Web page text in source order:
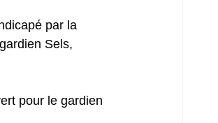
par la
Sels,
pour le gardien